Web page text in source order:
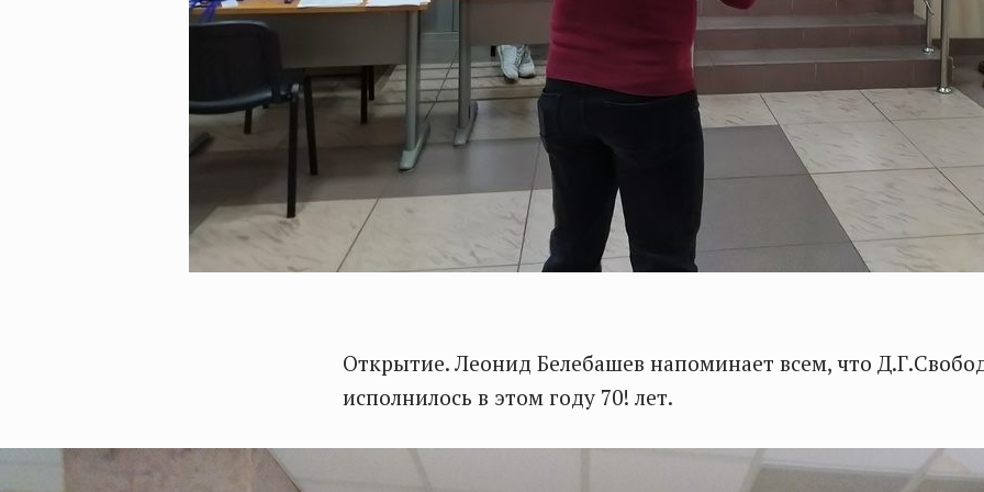
Открытие. Леонид Белебашев напоминает всем, что
исполнилось в этом году 70! лет.